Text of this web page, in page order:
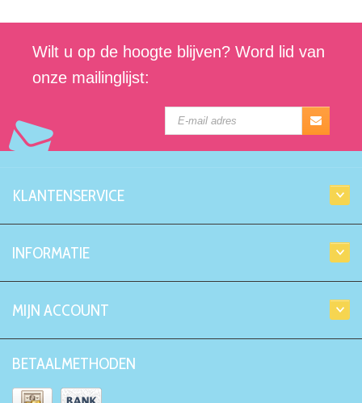
Wilt u op de hoogte blijven? Word lid van
onze mailinglijst:
KLANTENSERVICE
INFORMATIE
MIJN ACCOUNT
BETAALMETHODEN